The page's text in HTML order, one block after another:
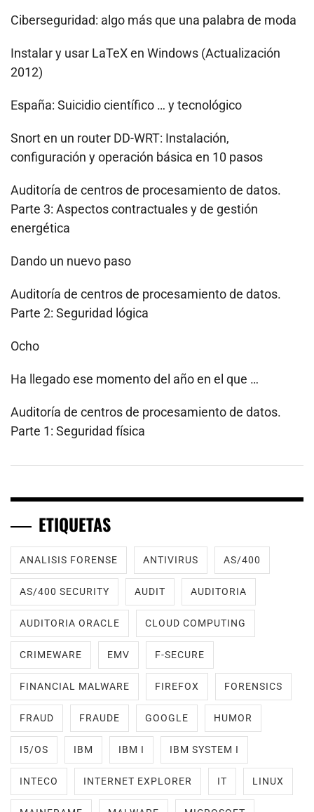
Ciberseguridad: algo más que una palabra de moda
Instalar y usar LaTeX en Windows (Actualización
2012)
España: Suicidio científico … y tecnológico
Snort en un router DD-WRT: Instalación,
configuración y operación básica en 10 pasos
Auditoría de centros de procesamiento de datos.
Parte 3: Aspectos contractuales y de gestión
energética
Dando un nuevo paso
Auditoría de centros de procesamiento de datos.
Parte 2: Seguridad lógica
Ocho
Ha llegado ese momento del año en el que …
Auditoría de centros de procesamiento de datos.
Parte 1: Seguridad física
ETIQUETAS
ANALISIS FORENSE ANTIVIRUS AS/400
AS/400 SECURITY AUDIT AUDITORIA
AUDITORIA ORACLE CLOUD COMPUTING
CRIMEWARE EMV F-SECURE
FINANCIAL MALWARE FIREFOX FORENSICS
FRAUD FRAUDE GOOGLE HUMOR
I5/OS IBM IBM I IBM SYSTEM I
INTECO INTERNET EXPLORER IT LINUX